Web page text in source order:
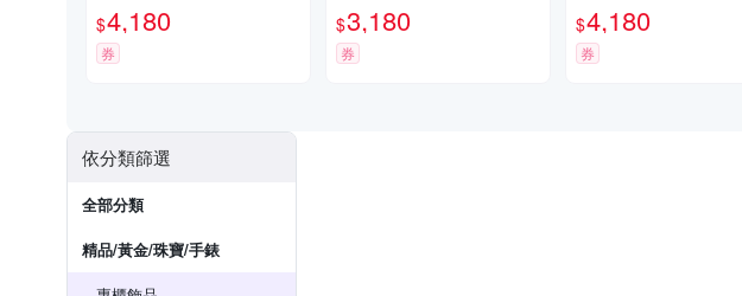
$4,180
券
$3,180
券
$4,180
券
依分類篩選
全部分類
精品/黃金/珠寶/手錶